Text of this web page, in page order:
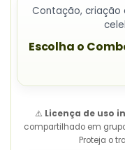
Contação, criação
Escolha o
⚠️ Licença de uso
compartilhado em
Proteja o